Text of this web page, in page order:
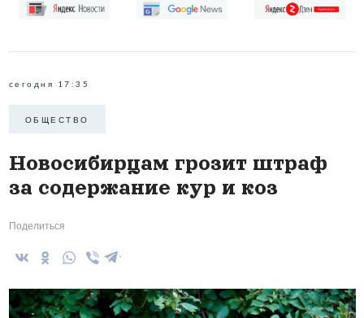
сегодня 17:35
ОБЩЕСТВО
Новосибирцам грозит штраф
за содержание кур и коз
Поделиться